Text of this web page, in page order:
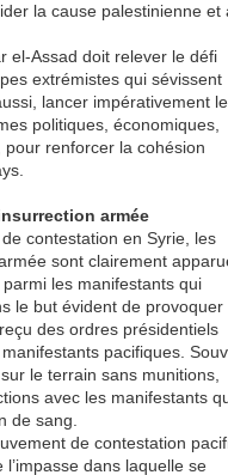
la cause palestinienne et
el-Assad doit relever le défi
extrémistes qui sévissent
lancer impérativement le
politiques, économiques,
renforcer la cohésion
armée
contestation en Syrie, les
sont clairement
les manifestants qui
le but évident de provoquer
des ordres présidentiels
pacifiques.
le terrain sans munitions,
avec les manifestants
de sang.
de contestation
dans laquelle se